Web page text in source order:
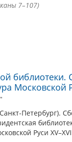
7–107)
библиотеки.
Московской
Петербург).
Руси